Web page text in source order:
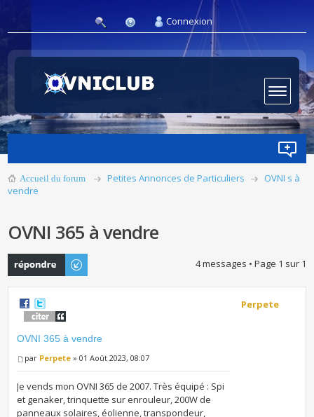
Connexion
Accueil du forum Petites Annonces de Particuliers
OVNI s à
vendre
OVNI 365 à vendre
Publier une
réponse
4 messages • Page 1 sur 1
OVNI 365 à vendre
par Perpete » 01 Août 2023, 08:07
Je vends mon OVNI 365 de 2007. Très équipé : Spi
et genaker, trinquette sur enrouleur, 200W de
panneaux solaires, éolienne, transpondeur,
Perpete